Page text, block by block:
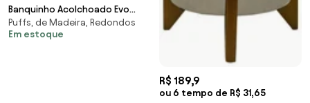
Banquinho Acolchoado Evo
Retangular Peach Veludo em
Várias Cores - Prata
Puffs, de Madeira, Redondos
Em estoque
R$ 189,9
ou 6 tempo de R$ 31,65